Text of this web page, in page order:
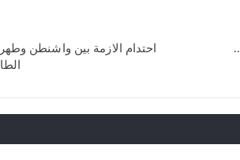
احتدام الازمة بين واشنطن